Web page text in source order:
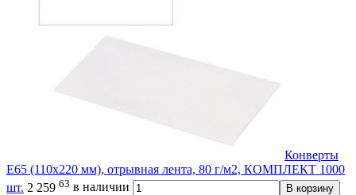
Конверты
Е65 (110х220 мм), отрывная лента, 80 г/м2, КОМПЛЕКТ 1000
шт. 2 259 63 в наличии В корзину